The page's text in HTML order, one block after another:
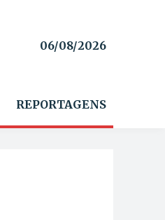
06/08/2026
REPORTAGENS